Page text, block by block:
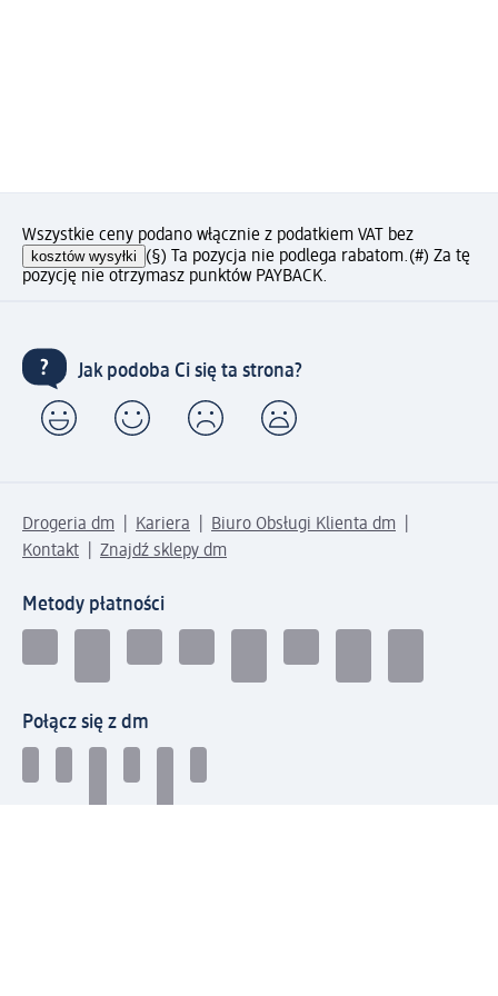
Wszystkie ceny podano włącznie z podatkiem VAT bez
kosztów wysyłki (§) Ta pozycja nie podlega rabatom.(#) Za tę
pozycję nie otrzymasz punktów PAYBACK.
Jak podoba Ci się ta strona?
Drogeria dm Kariera
Biuro Obsługi Klienta dm
Kontakt
Znajdź sklepy dm
Metody płatności
Połącz się z dm